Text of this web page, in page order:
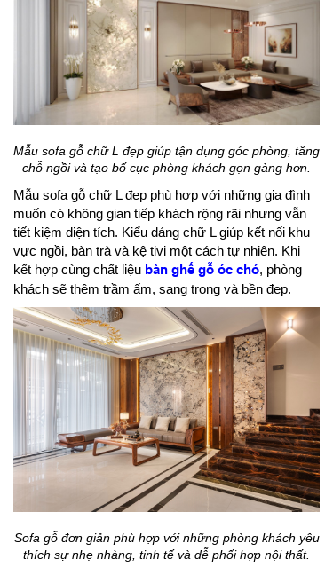
Mẫu sofa gỗ chữ L đẹp giúp tận dụng góc phòng, tăng
chỗ ngồi và tạo bố cục phòng khách gọn gàng hơn.
Mẫu sofa gỗ chữ L đẹp phù hợp với những gia đình
muốn có không gian tiếp khách rộng rãi nhưng vẫn
tiết kiệm diện tích. Kiểu dáng chữ L giúp kết nối khu
vực ngồi, bàn trà và kệ tivi một cách tự nhiên. Khi
kết hợp cùng chất liệu bàn ghế gỗ óc chó, phòng
khách sẽ thêm trầm ấm, sang trọng và bền đẹp.
Sofa gỗ đơn giản phù hợp với những phòng khách yêu
thích sự nhẹ nhàng, tinh tế và dễ phối hợp nội thất.